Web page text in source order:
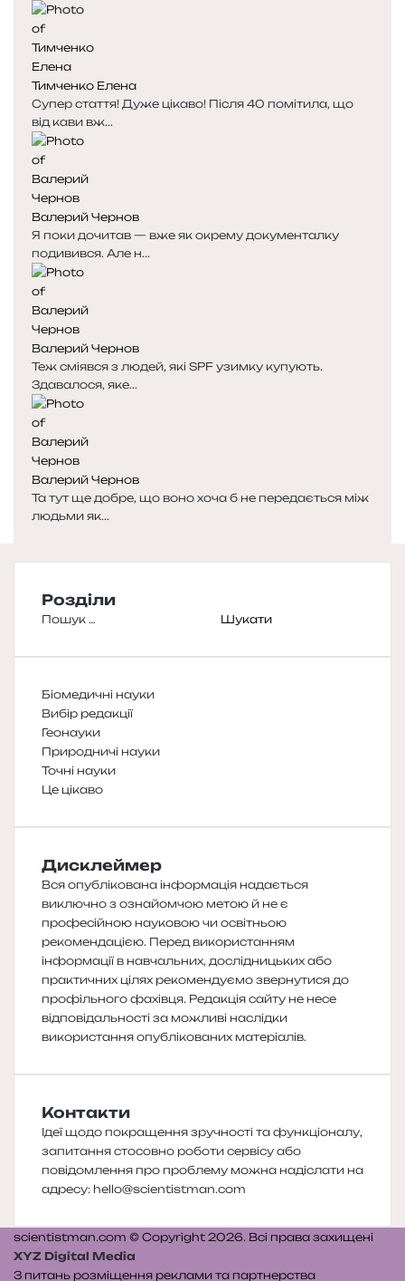
Тимченко Елена
Супер стаття! Дуже цікаво! Після 40 помітила, що
від кави вж...
Валерий Чернов
Я поки дочитав — вже як окрему документалку
подивився. Але н...
Валерий Чернов
Теж сміявся з людей, які SPF узимку купують.
Здавалося, яке...
Валерий Чернов
Та тут ще добре, що воно хоча б не передається між
людьми як...
Розділи
Пошук:
Біомедичні науки
Вибір редакції
Геонауки
Природничі науки
Точні науки
Це цікаво
Дисклеймер
Вся опублікована інформація надається
виключно з ознайомчою метою й не є
професійною науковою чи освітньою
рекомендацією. Перед використанням
інформації в навчальних, дослідницьких або
практичних цілях рекомендуємо звернутися до
профільного фахівця. Редакція сайту не несе
відповідальності за можливі наслідки
використання опублікованих матеріалів.
Контакти
Ідеї щодо покращення зручності та функціоналу,
запитання стосовно роботи сервісу або
повідомлення про проблему можна надіслати на
адресу: hello@scientistman.com
scientistman.com © Copyright 2026. Всі права захищені
XYZ Digital Media
З питань розміщення реклами та партнерства